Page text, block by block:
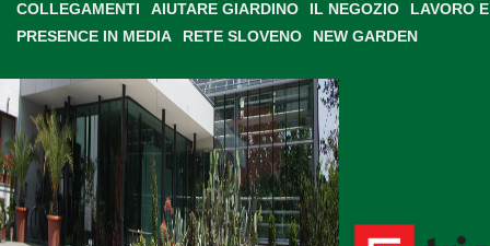
COLLEGAMENTI
AIUTARE GIARDINO IL NEGOZIO
LAVORO
PRESENCE IN MEDIA
RETE SLOVENO NEW GARDEN